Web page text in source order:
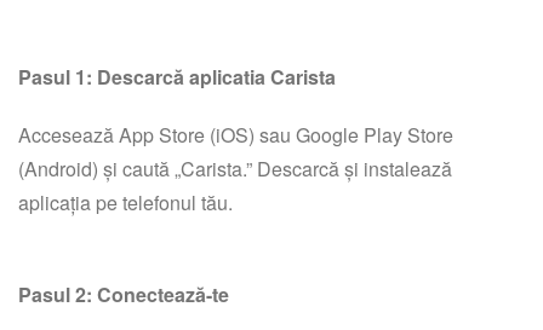
Pasul 1: Descarcă aplicatia Carista
Accesează App Store (iOS) sau Google Play Store
(Android) și caută „Carista.” Descarcă și instalează
aplicația pe telefonul tău.
Pasul 2: Conectează-te